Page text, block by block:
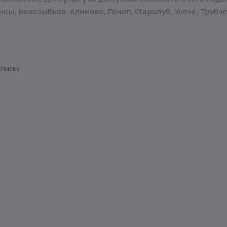
Новозыбков, Климово, Почеп, Стародуб, Унеча,